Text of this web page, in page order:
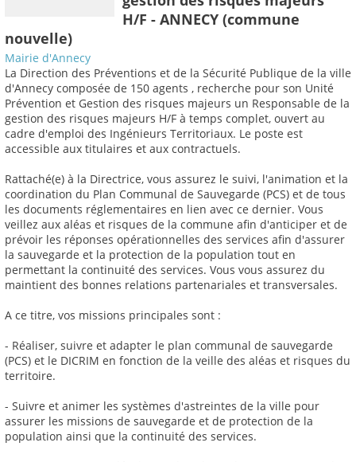
H/F - ANNECY (commune
nouvelle)
Mairie d'Annecy
La Direction des Préventions et de la Sécurité Publique de la ville
d'Annecy composée de 150 agents , recherche pour son Unité
Prévention et Gestion des risques majeurs un Responsable de la
gestion des risques majeurs H/F à temps complet, ouvert au
cadre d'emploi des Ingénieurs Territoriaux. Le poste est
accessible aux titulaires et aux contractuels.
Rattaché(e) à la Directrice, vous assurez le suivi, l'animation et la
coordination du Plan Communal de Sauvegarde (PCS) et de tous
les documents réglementaires en lien avec ce dernier. Vous
veillez aux aléas et risques de la commune afin d'anticiper et de
prévoir les réponses opérationnelles des services afin d'assurer
la sauvegarde et la protection de la population tout en
permettant la continuité des services. Vous vous assurez du
maintient des bonnes relations partenariales et transversales.
A ce titre, vos missions principales sont :
- Réaliser, suivre et adapter le plan communal de sauvegarde
(PCS) et le DICRIM en fonction de la veille des aléas et risques du
territoire.
- Suivre et animer les systèmes d'astreintes de la ville pour
assurer les missions de sauvegarde et de protection de la
population ainsi que la continuité des services.